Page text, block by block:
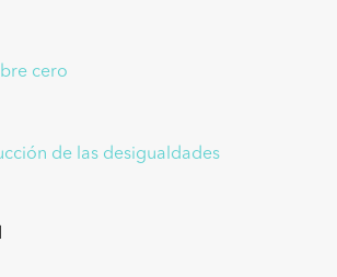
cero
de las desigualdades